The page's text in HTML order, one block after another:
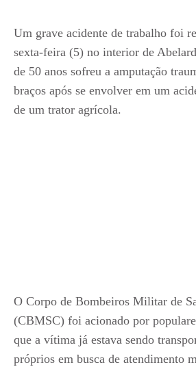
Um grave acidente de trabalho foi
sexta-feira (5) no interior de
de 50 anos sofreu a amputação
braços após se envolver em um
de um trator agrícola.
O Corpo de Bombeiros Militar de
(CBMSC) foi acionado por
que a vítima já estava sendo
próprios em busca de atendimento